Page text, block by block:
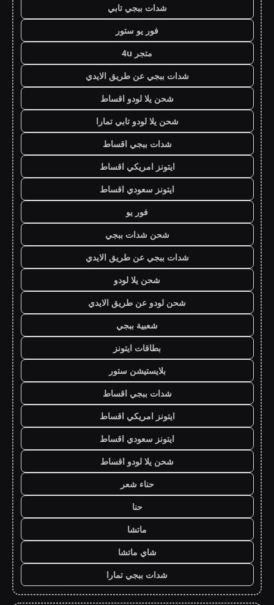
شدات ببجي تابي
فور يو ستور
متجر 4u
شدات ببجي عن طريق الايدي
شحن يلا لودو اقساط
شحن يلا لودو تابي تمارا
شدات ببجي اقساط
ايتونز امريكي اقساط
ايتونز سعودي اقساط
فور يو
شحن شدات ببجي
شدات ببجي عن طريق الايدي
شحن يلا لودو
شحن لودو عن طريق الايدي
شعبية ببجي
بطاقات ايتونز
بلايستيشن ستور
شدات ببجي اقساط
ايتونز امريكي اقساط
ايتونز سعودي اقساط
شحن يلا لودو اقساط
حناء شعر
حنا
ماتشا
شاي ماتشا
شدات ببجي تمارا